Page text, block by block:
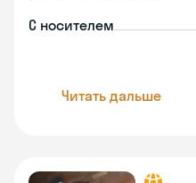
С носителем
Читать дальше